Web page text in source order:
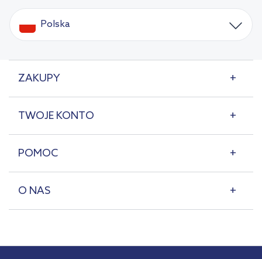
Polska
ZAKUPY
TWOJE KONTO
POMOC
O NAS